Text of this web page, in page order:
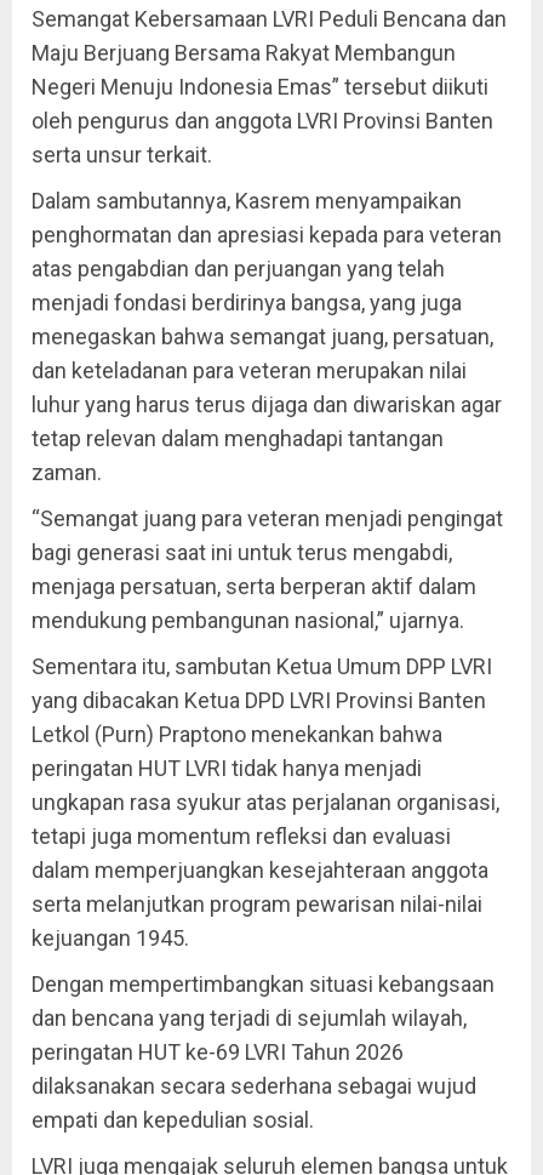
Semangat Kebersamaan LVRI Peduli Bencana dan
Maju Berjuang Bersama Rakyat Membangun
Negeri Menuju Indonesia Emas” tersebut diikuti
oleh pengurus dan anggota LVRI Provinsi Banten
serta unsur terkait.
Dalam sambutannya, Kasrem menyampaikan
penghormatan dan apresiasi kepada para veteran
atas pengabdian dan perjuangan yang telah
menjadi fondasi berdirinya bangsa, yang juga
menegaskan bahwa semangat juang, persatuan,
dan keteladanan para veteran merupakan nilai
luhur yang harus terus dijaga dan diwariskan agar
tetap relevan dalam menghadapi tantangan
zaman.
“Semangat juang para veteran menjadi pengingat
bagi generasi saat ini untuk terus mengabdi,
menjaga persatuan, serta berperan aktif dalam
mendukung pembangunan nasional,” ujarnya.
Sementara itu, sambutan Ketua Umum DPP LVRI
yang dibacakan Ketua DPD LVRI Provinsi Banten
Letkol (Purn) Praptono menekankan bahwa
peringatan HUT LVRI tidak hanya menjadi
ungkapan rasa syukur atas perjalanan organisasi,
tetapi juga momentum refleksi dan evaluasi
dalam memperjuangkan kesejahteraan anggota
serta melanjutkan program pewarisan nilai-nilai
kejuangan 1945.
Dengan mempertimbangkan situasi kebangsaan
dan bencana yang terjadi di sejumlah wilayah,
peringatan HUT ke-69 LVRI Tahun 2026
dilaksanakan secara sederhana sebagai wujud
empati dan kepedulian sosial.
LVRI juga mengajak seluruh elemen bangsa untuk